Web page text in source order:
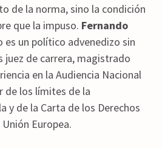
de la norma, sino la condición
que la impuso. Fernando
es un político advenedizo sin
juez de carrera, magistrado
en la Audiencia Nacional
de los límites de la
y de la Carta de los Derechos
Europea.